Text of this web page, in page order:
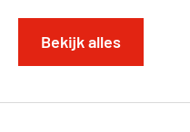
Bekijk alles